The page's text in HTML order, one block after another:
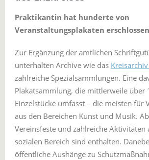
Praktikantin hat hunderte von
Veranstaltungsplakaten erschlossen
Zur Ergänzung der amtlichen
unterhalten Archive wie das
zahlreiche Spezialsammlungen. Eine
Plakatsammlung, die mittlerweile über
Einzelstücke umfasst – die meisten für
aus den Bereichen Kunst und Musik.
Vereinsfeste und zahlreiche Aktivitäten
sozialen Bereich sind enthalten.
öffentliche Aushänge zu